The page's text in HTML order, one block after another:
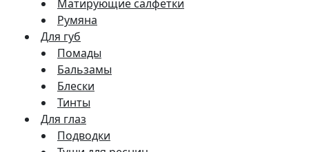
Матирующие салфетки
Румяна
Для губ
Помады
Бальзамы
Блески
Тинты
Для глаз
Подводки